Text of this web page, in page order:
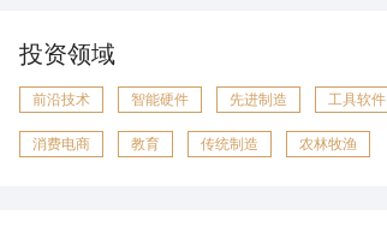
投资领域
前沿技术 智能硬件 先进制造 工具软件
消费电商 教育 传统制造 农林牧渔